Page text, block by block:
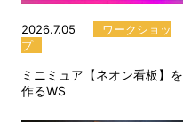
2026.7.05
ワークショッ
プ
ミニミュア【ネオン看板】を
作るWS